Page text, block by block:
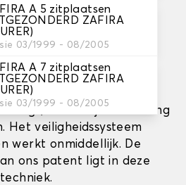
A 5 zitplaatsen
ZAFIRA
03/1999 - 08/2005
A 7 zitplaatsen
ZAFIRA
03/1999 - 08/2005
AIRBAG
hoogste prioriteit: De
zijn volledig
zodat bij een botsing
Het veiligheidssysteem
werkt onmiddellijk. De
ons patent ligt in deze